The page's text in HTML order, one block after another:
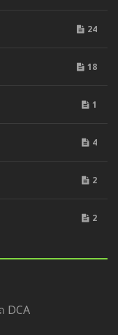
24
18
1
4
2
2
DCA